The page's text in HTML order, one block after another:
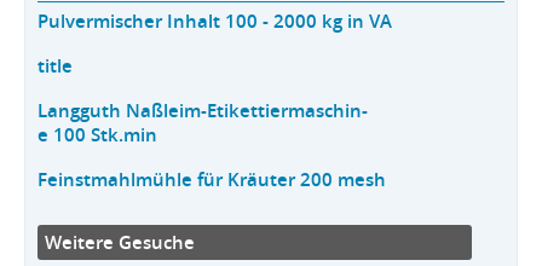
Pulvermischer Inhalt 100 - 2000 kg in VA
title
Langguth Naßleim-Etikettiermaschin-
e 100 Stk.min
Feinstmahlmühle für Kräuter 200 mesh
Weitere Gesuche